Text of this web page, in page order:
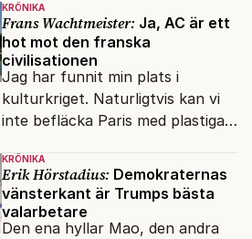
KRÖNIKA
Frans Wachtmeister: Ja, AC är ett
hot mot den franska
civilisationen
Jag har funnit min plats i
kulturkriget. Naturligtvis kan vi
inte befläcka Paris med plastiga
KRÖNIKA
Erik Hörstadius: Demokraternas
vänsterkant är Trumps bästa
valarbetare
Den ena hyllar Mao, den andra